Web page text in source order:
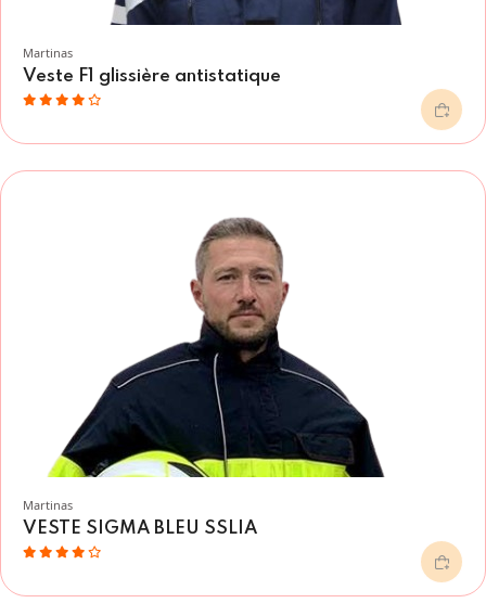
Martinas
Veste F1 glissière antistatique
Martinas
VESTE SIGMA BLEU SSLIA